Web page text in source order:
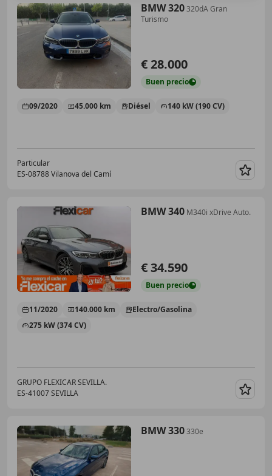
BMW 320320dA Gran
Turismo
€ 28.000
Buen precio
09/2020 45.000 km Diésel 140 kW (190 CV)
Particular
ES-08788 Vilanova del Camí
BMW 340 M340i xDrive Auto.
€ 34.590
Buen precio
11/2020 140.000 km
Electro/Gasolina
275 kW (374 CV)
GRUPO FLEXICAR SEVILLA.
ES-41007 SEVILLA
BMW 330330e